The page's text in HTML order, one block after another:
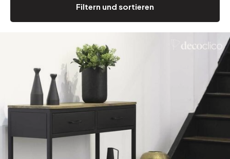
Filtern und sortieren